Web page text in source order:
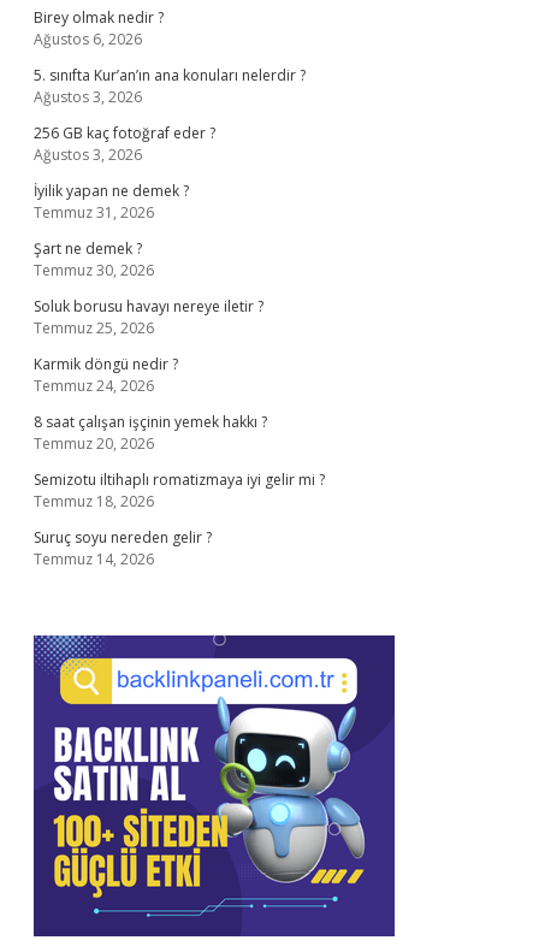
Birey olmak nedir ?
Ağustos 6, 2026
5. sınıfta Kur’an’ın ana konuları nelerdir ?
Ağustos 3, 2026
256 GB kaç fotoğraf eder ?
Ağustos 3, 2026
İyilik yapan ne demek ?
Temmuz 31, 2026
Şart ne demek ?
Temmuz 30, 2026
Soluk borusu havayı nereye iletir ?
Temmuz 25, 2026
Karmik döngü nedir ?
Temmuz 24, 2026
8 saat çalışan işçinin yemek hakkı ?
Temmuz 20, 2026
Semizotu iltihaplı romatizmaya iyi gelir mi ?
Temmuz 18, 2026
Suruç soyu nereden gelir ?
Temmuz 14, 2026